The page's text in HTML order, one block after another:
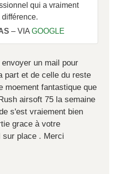
qui a vraiment
différence.
– VIA GOOGLE
un mail pour
part et de celle du reste
moement fantastique que
airsoft 75 la semaine
s'est vraiement bien
grace à votre
sur place . Merci